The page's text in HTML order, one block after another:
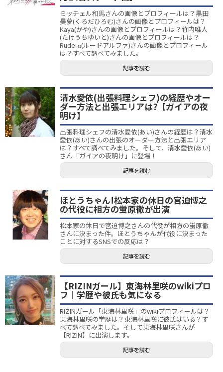
ミッチェル和馬さんの画像とプロフィールは？黒田
昊夢(くろだひろむ)さんの画像とプロフィールは？
Kaya(かや)さんの画像とプロフィールは？竹内唯人
(たけうちゆいと)さんの画像とプロフィールは？
Rude-α(ルードアルファ)さんの画像とプロフィール
は？すべて調べてみました。
記事を読む
清水愛依(出張料理シェフ)の経歴やオー
ダー方法と出張エリアは?【ガイアの夜
明け】
出張料理シェフの清水愛依(あい)さんの経歴は？清水
愛依(あい)さんの出張のオーダー方法と出張エリア
は？すべて調べてみました。そして、清水愛依(あい)
さん「ガイアの夜明け」に登場！
記事を読む
ほとうちゃん!松本家の休日の宮迫博之
の代役に相方の蛍原徹が出演
松本家の休日で宮迫博之さんの代役が相方の蛍原徹
さんに決まった件。ほとうちゃんが代役に決まった
ことに対するSNSでの反応は？
記事を読む
【RIZINガール】東海林里咲のwikiプロ
フ｜学歴や彼氏も気になる
RIZINガール「東海林里咲」のwikiプロフィールは？
東海林里咲の学歴は？東海林里咲に彼氏はいる？す
べて調べてみました。そして東海林里咲さんが
【RIZIN】に出演します。
記事を読む